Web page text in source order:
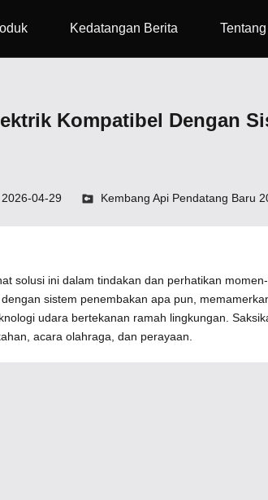
Kedatangan Berita
Kompatibel Dengan
2026-04-29 Kembang Api Pendatang Baru
solusi ini dalam tindakan dan perhatikan
sistem penembakan apa pun,
udara bertekanan ramah lingkungan.
acara olahraga, dan perayaan.